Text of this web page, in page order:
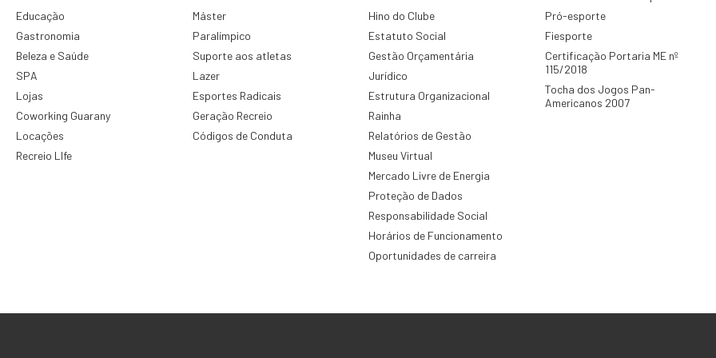
Educação
Gastronomia
Beleza e Saúde
SPA
Lojas
Coworking Guarany
Locações
Recreio LIfe
Máster
Paralímpico
Suporte aos atletas
Lazer
Esportes Radicais
Geração Recreio
Códigos de Conduta
Hino do Clube
Estatuto Social
Gestão Orçamentária
Jurídico
Estrutura Organizacional
Rainha
Relatórios de Gestão
Museu Virtual
Mercado Livre de Energia
Proteção de Dados
Responsabilidade Social
Horários de Funcionamento
Oportunidades de carreira
Pró-esporte
Fiesporte
Certificação Portaria ME nº
115/2018
Tocha dos Jogos Pan-
Americanos 2007